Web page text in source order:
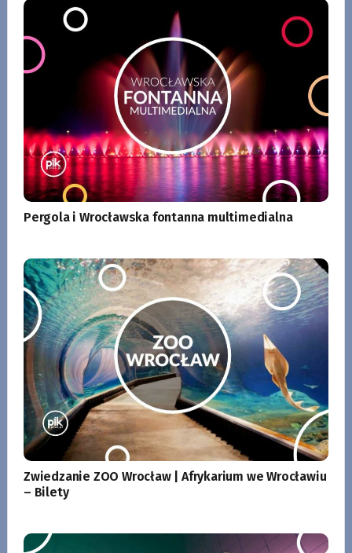
Pergola i Wrocławska fontanna multimedialna
Zwiedzanie ZOO Wrocław | Afrykarium we Wrocławiu
– Bilety